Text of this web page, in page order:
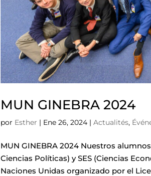
MUN GINEBRA 2024
por Esther | Ene 26, 2024 |Actualités,
MUN GINEBRA 2024 Nuestros
Ciencias Políticas) y SES (Ciencias
Naciones Unidas organizado por el